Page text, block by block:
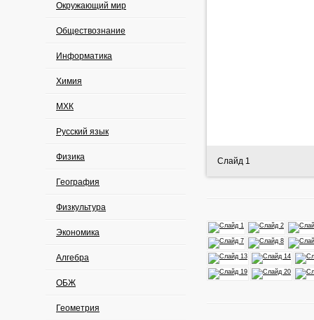
Окружающий мир
Обществознание
Информатика
Химия
МХК
Русский язык
Физика
География
Физкультура
Экономика
Алгебра
ОБЖ
Геометрия
Слайд 1